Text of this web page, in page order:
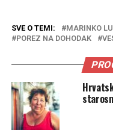
SVE O TEMI: MARINKO
POREZ NA DOHODAK